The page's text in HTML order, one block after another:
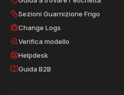
Sezioni Guarnizione Frigo
Change Logs
Verifica modello
Helpdesk
Guida B2B